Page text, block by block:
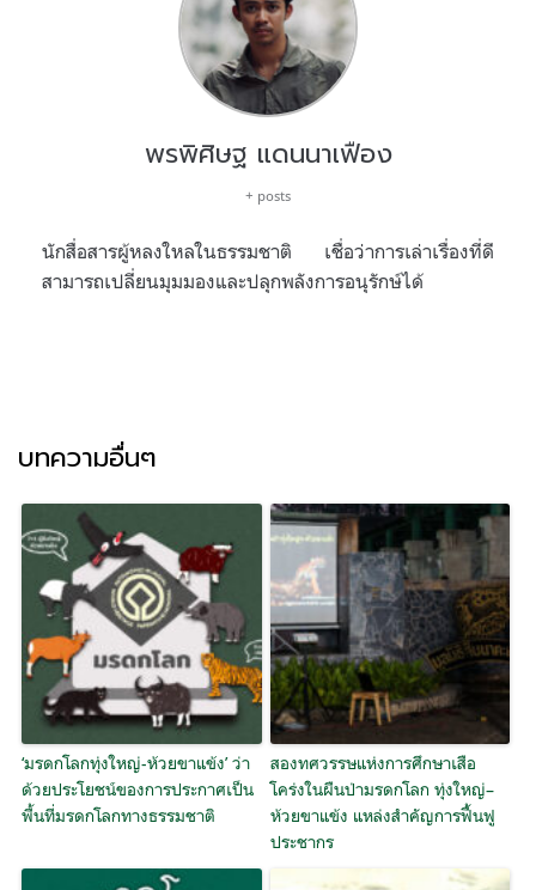
พรพิศิษฐ แดนนาเฟือง
+ posts
นักสื่อสารผู้หลงใหลในธรรมชาติ เชื่อว่าการเล่าเรื่องที่ดี
สามารถเปลี่ยนมุมมองและปลุกพลังการอนุรักษ์ได้
บทความอื่นๆ
‘มรดกโลกทุ่งใหญ่-ห้วยขาแข้ง’ ว่า
ด้วยประโยชน์ของการประกาศเป็น
พื้นที่มรดกโลกทางธรรมชาติ
สองทศวรรษแห่งการศึกษาเสือ
โคร่งในผืนป่ามรดกโลก ทุ่งใหญ่–
ห้วยขาแข้ง แหล่งสำคัญการฟื้นฟู
ประชากร